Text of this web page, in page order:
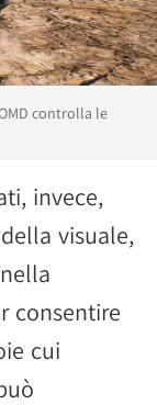
controlla le
invece,
visuale,
consentire
cui